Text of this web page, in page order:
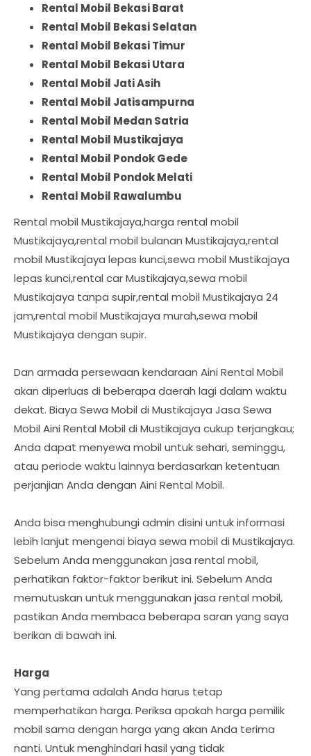
Rental Mobil Bekasi Barat
Rental Mobil Bekasi Selatan
Rental Mobil Bekasi Timur
Rental Mobil Bekasi Utara
Rental Mobil Jati Asih
Rental Mobil Jatisampurna
Rental Mobil Medan Satria
Rental Mobil Mustikajaya
Rental Mobil Pondok Gede
Rental Mobil Pondok Melati
Rental Mobil Rawalumbu
Rental mobil Mustikajaya,harga rental mobil
Mustikajaya,rental mobil bulanan Mustikajaya,rental
mobil Mustikajaya lepas kunci,sewa mobil Mustikajaya
lepas kunci,rental car Mustikajaya,sewa mobil
Mustikajaya tanpa supir,rental mobil Mustikajaya 24
jam,rental mobil Mustikajaya murah,sewa mobil
Mustikajaya dengan supir.
Dan armada persewaan kendaraan Aini Rental Mobil
akan diperluas di beberapa daerah lagi dalam waktu
dekat. Biaya Sewa Mobil di Mustikajaya Jasa Sewa
Mobil Aini Rental Mobil di Mustikajaya cukup terjangkau;
Anda dapat menyewa mobil untuk sehari, seminggu,
atau periode waktu lainnya berdasarkan ketentuan
perjanjian Anda dengan Aini Rental Mobil.
Anda bisa menghubungi admin disini untuk informasi
lebih lanjut mengenai biaya sewa mobil di Mustikajaya.
Sebelum Anda menggunakan jasa rental mobil,
perhatikan faktor-faktor berikut ini. Sebelum Anda
memutuskan untuk menggunakan jasa rental mobil,
pastikan Anda membaca beberapa saran yang saya
berikan di bawah ini.
Harga
Yang pertama adalah Anda harus tetap
memperhatikan harga. Periksa apakah harga pemilik
mobil sama dengan harga yang akan Anda terima
nanti. Untuk menghindari hasil yang tidak